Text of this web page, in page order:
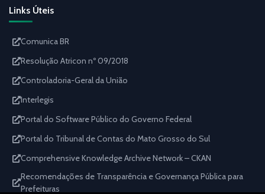
Links Úteis
Comunica BR
Resolução Atricon nº 09/2018
Controladoria-Geral da União
Interlegis
Portal do Software Público do Governo Federal
Portal do Tribunal de Contas do Mato Grosso do Sul
Comprehensive Knowledge Archive Network – CKAN
Recomendações de Transparência e Governança Pública para
Prefeituras